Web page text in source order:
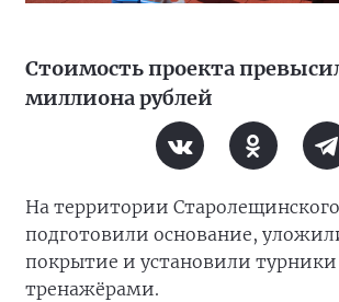
Стоимость проекта
миллиона рублей
На территории Старолещинского
подготовили основание,
покрытие и установили турники
тренажёрами.